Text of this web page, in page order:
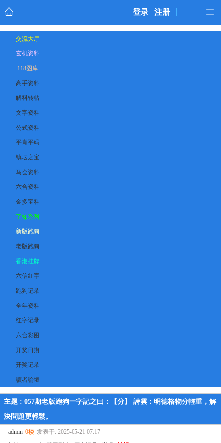
登录 注册
交流大厅
玄机资料
118图库
高手资料
解料转帖
文字资料
公式资料
平肖平码
镇坛之宝
马会资料
六合资料
金多宝料
了知系列
新版跑狗
老版跑狗
香港挂牌
六信红字
跑狗记录
全年资料
红字记录
六合彩图
开奖日期
开奖记录
讀者論壇
主题 : 057期老版跑狗一字記之曰：【分】 詩雲：明德格物分輕重，解
決問題更輕鬆。
0楼
admin
发表于: 2025-05-21 07:17